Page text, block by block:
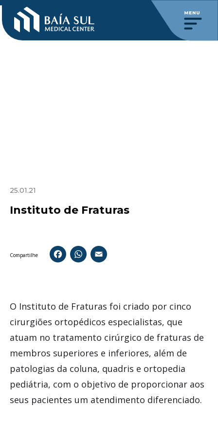
25.01.21
Instituto de Fraturas
Compartilhe FacebookWhatsApp
O Instituto de Fraturas foi criado por cinco
cirurgiões ortopédicos especialistas, que
atuam no tratamento cirúrgico de fraturas de
membros superiores e inferiores, além de
patologias da coluna, quadris e ortopedia
pediátria, com o objetivo de proporcionar aos
seus pacientes um atendimento diferenciado.